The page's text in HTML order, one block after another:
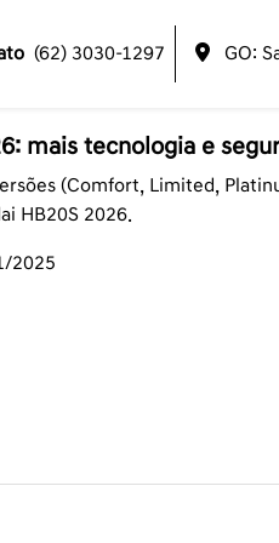
(62) 3030-1297 GO:
mais tecnologia e
(Comfort, Limited,
HB20S 2026.
2025